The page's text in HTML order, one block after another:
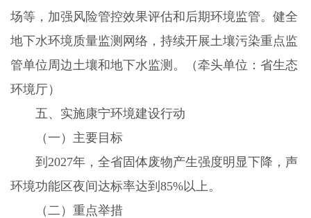
场等，加强风险管控效果评估和后期环境监管。健全
地下水环境质量监测网络，持续开展土壤污染重点监
管单位周边土壤和地下水监测。（牵头单位：省生态
环境厅）
五、实施康宁环境建设行动
（一）主要目标
到 2027年，全省固体废物产生强度明显下降，声
环境功能区夜间达标率达到 85%以上。
（二）重点举措